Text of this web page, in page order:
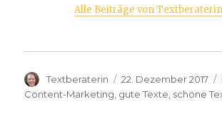
Alle Beiträge von
Autor
Textberaterin
Veröffentlicht
am
22. Dezember 2017
Content-Marketing, gute Texte, schöne